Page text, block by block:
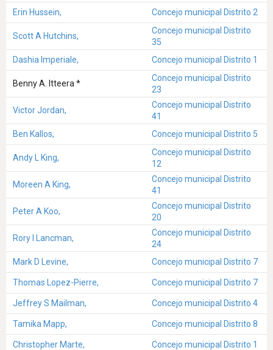
Erin Hussein,
Concejo municipal Distrito 2
Scott A Hutchins,
Concejo municipal Distrito
35
Dashia Imperiale,
Concejo municipal Distrito 1
Benny A. Itteera *
Concejo municipal Distrito
23
Victor Jordan,
Concejo municipal Distrito
41
Ben Kallos,
Concejo municipal Distrito 5
Andy L King,
Concejo municipal Distrito
12
Moreen A King,
Concejo municipal Distrito
41
Peter A Koo,
Concejo municipal Distrito
20
Rory I Lancman,
Concejo municipal Distrito
24
Mark D Levine,
Concejo municipal Distrito 7
Thomas Lopez-Pierre, Concejo municipal Distrito 7
Jeffrey S Mailman, Concejo municipal Distrito 4
Tamika Mapp, Concejo municipal Distrito 8
Christopher Marte, Concejo municipal Distrito 1